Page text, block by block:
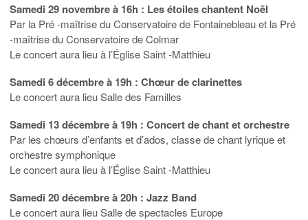
Samedi 29 novembre à 16h : Les étoiles chantent Noël
Par la Pré -maîtrise du Conservatoire de Fontainebleau et la Pré
-maîtrise du Conservatoire de Colmar
Le concert aura lieu à l’Église Saint -Matthieu
Samedi 6 décembre à 19h : Chœur de clarinettes
Le concert aura lieu Salle des Familles
Samedi 13 décembre à 19h : Concert de chant et orchestre
Par les chœurs d’enfants et d’ados, classe de chant lyrique et
orchestre symphonique
Le concert aura lieu à l’Église Saint -Matthieu
Samedi 20 décembre à 20h : Jazz Band
Le concert aura lieu Salle de spectacles Europe